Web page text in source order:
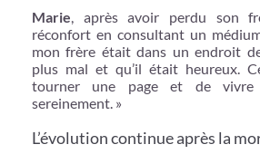
Marie, après avoir perdu son
réconfort en consultant un
mon frère était dans un endroit de
plus mal et qu’il était heureux.
tourner une page et de
sereinement. »
L’évolution continue après la